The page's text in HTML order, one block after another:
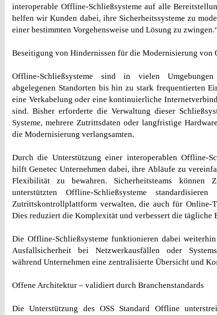
interoperable Offline-Schließsysteme auf alle
helfen wir Kunden dabei, ihre Sicherheitssysteme zu
einer bestimmten Vorgehensweise und Lösung zu
Beseitigung von Hindernissen für die Modernisierung
Offline-Schließsysteme sind in vielen
abgelegenen Standorten bis hin zu stark frequentierten
eine Verkabelung oder eine kontinuierliche
sind. Bisher erforderte die Verwaltung dieser
Systeme, mehrere Zutrittsdaten oder langfristige
die Modernisierung verlangsamten.
Durch die Unterstützung einer interoperablen Offline-
hilft Genetec Unternehmen dabei, ihre Abläufe zu
Flexibilität zu bewahren. Sicherheitsteams können
unterstützten Offline-Schließsysteme
Zutrittskontrollplattform verwalten, die auch für Online-
Dies reduziert die Komplexität und verbessert die tägliche
Die Offline-Schließsysteme funktionieren dabei
Ausfallsicherheit bei Netzwerkausfällen oder
während Unternehmen eine zentralisierte Übersicht und
Offene Architektur – validiert durch Branchenstandards
Die Unterstützung des OSS Standard Offline